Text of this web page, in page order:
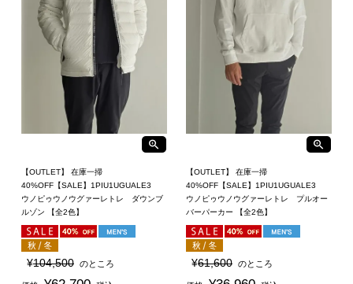
【OUTLET】 在庫一掃
40%OFF【SALE】1PIU1UGUALE3
ウノピゥウノウグァーレトレ ダウンブ
ルゾン 【全2色】
¥104,500 のところ
【OUTLET】 在庫一掃
40%OFF【SALE】1PIU1UGUALE3
ウノピゥウノウグァーレトレ プルオー
バーパーカー 【全2色】
¥61,600 のところ